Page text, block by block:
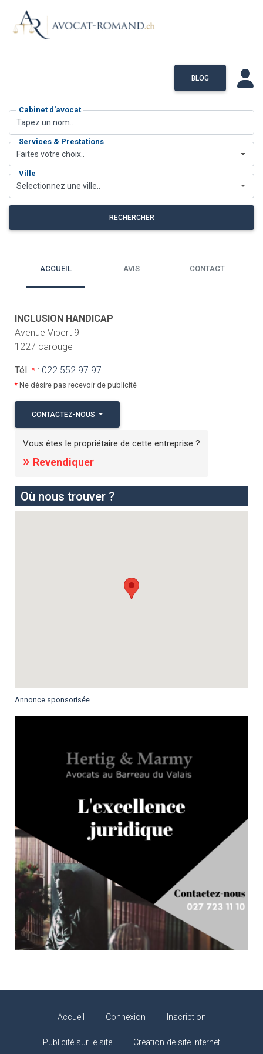
BLOG
Cabinet d'avocat
Services & Prestations
Faites votre choix..
Ville
Selectionnez une ville..
RECHERCHER
ACCUEIL AVIS CONTACT
INCLUSION HANDICAP
Avenue Vibert 9
1227 carouge
Tél. *: 022 552 97 97
*Ne désire pas recevoir de publicité
CONTACTEZ-NOUS
Vous êtes le propriétaire de cette entreprise ?
» Revendiquer
Où nous trouver ?
Annonce sponsorisée
Accueil Connexion Inscription
Publicité sur le site Création de site Internet